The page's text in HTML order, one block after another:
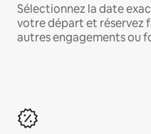
Sélectionnez la date
votre départ et réservez
autres engagements ou